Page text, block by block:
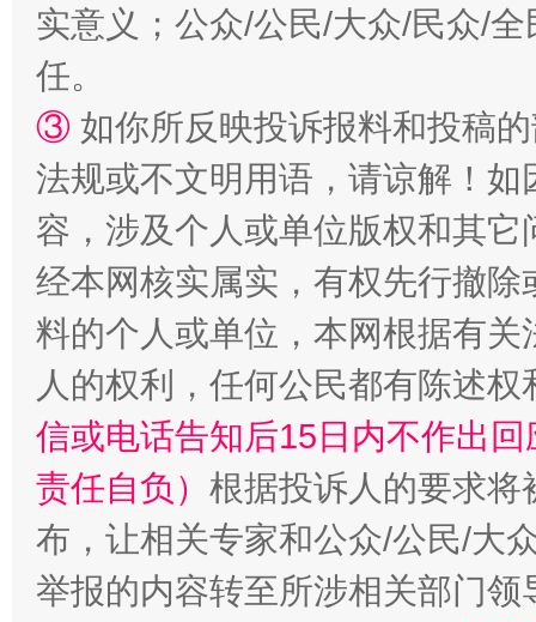
“蜀中异人”王建安的艺术幻境
实意义；公众/公民/大众/民众/
任。
③ 如你所反映投诉报料和投稿
法规或不文明用语，请谅解！
容，涉及个人或单位版权和其它
经本网核实属实，有权先行撤
料的个人或单位，本网根据有
人的权利，任何公民都有陈述
信或电话告知后15日内不作出
责任自负） 根据投诉人的要求将
布，让相关专家和公众/公民/大
举报的内容转至所涉相关部门